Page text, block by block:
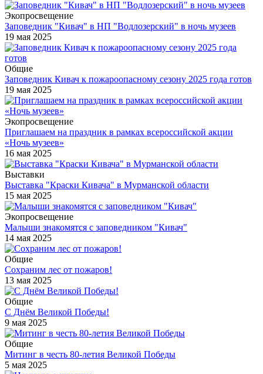
Экопросвещение
Заповедник "Кивач" в НП "Водлозерский" в ночь музеев
19 мая 2025
Общие
Заповедник Кивач к пожароопасному сезону 2025 года готов
19 мая 2025
Экопросвещение
Приглашаем на праздник в рамках всероссийской акции
«Ночь музеев»
16 мая 2025
Выставки
Выставка "Краски Кивача" в Мурманской области
15 мая 2025
Экопросвещение
Малыши знакомятся с заповедником "Кивач"
14 мая 2025
Общие
Сохраним лес от пожаров!
13 мая 2025
Общие
С Днём Великой Победы!
9 мая 2025
Общие
Митинг в честь 80-летия Великой Победы
5 мая 2025